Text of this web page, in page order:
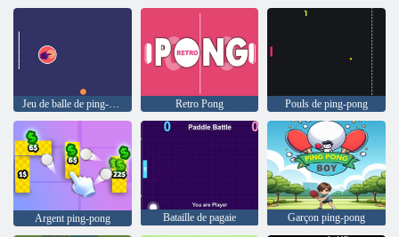
Jeu de balle de ping-pong Retro Pong Pouls de ping-pong
Argent ping-pong Bataille de pagaie Garçon ping-pong